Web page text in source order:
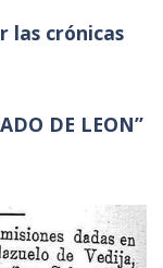
las crónicas
DE LEON”